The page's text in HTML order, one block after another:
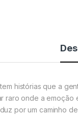
histórias que a
raro onde a emoção
por um caminho